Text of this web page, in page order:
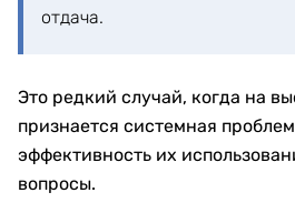
отдача.
Это редкий случай, когда на
признается системная
эффективность их
вопросы.